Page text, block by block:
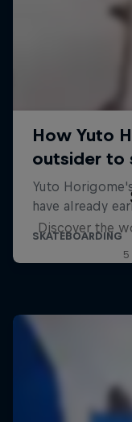
Discover the
5